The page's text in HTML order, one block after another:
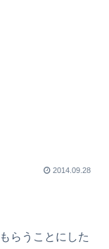
2014.09.28
らうことにした